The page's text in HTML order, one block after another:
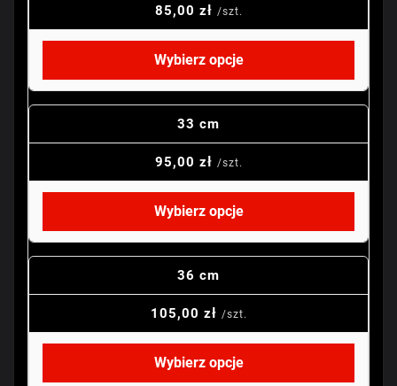
85,00 zł /szt.
Wybierz opcje
33 cm
95,00 zł /szt.
Wybierz opcje
36 cm
105,00 zł /szt.
Wybierz opcje